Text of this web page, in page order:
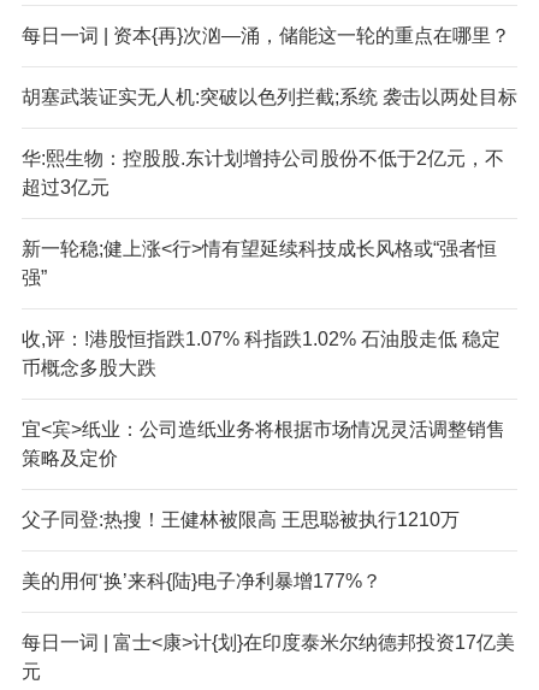
每日一词 | 资本{再}次汹—涌，储能这一轮的重点在哪里？
胡塞武装证实无人机:突破以色列拦截;系统 袭击以两处目标
华:熙生物：控股股.东计划增持公司股份不低于2亿元，不
超过3亿元
新一轮稳;健上涨<行>情有望延续科技成长风格或“强者恒
强”
收,评：!港股恒指跌1.07% 科指跌1.02% 石油股走低 稳定
币概念多股大跌
宜<宾>纸业：公司造纸业务将根据市场情况灵活调整销售
策略及定价
父子同登:热搜！王健林被限高 王思聪被执行1210万
美的用何‘换’来科{陆}电子净利暴增177%？
每日一词 | 富士<康>计{划}在印度泰米尔纳德邦投资17亿美
元